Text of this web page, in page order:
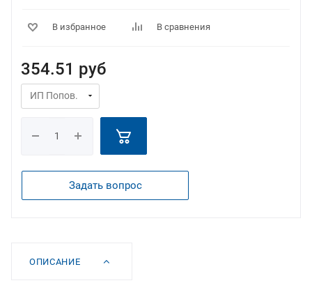
В избранное В сравнения
354.51 руб
Задать вопрос
ОПИСАНИЕ